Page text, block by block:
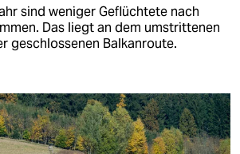
sind weniger Geflüchtete nach
Das liegt an dem umstrittenen
geschlossenen Balkanroute.